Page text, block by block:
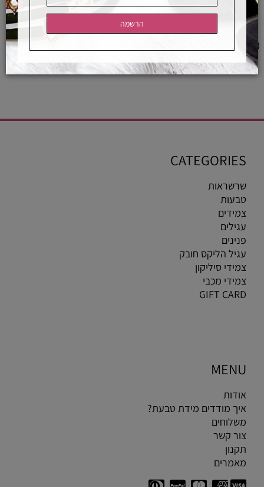
1,700
לפרטים ורכישה
עגיל חוליה , עגיל אטב משובץ ספירים
לפרטים ורכישה
CATEGORIES
שרשראות
טבעות
צמידים
עגילים
פנינים
עגיל הליקס חובק
צמידי סיליקון
צמידי מכבי
GIFT CARD
MENU
אודות
איך מודדים מידת טבעת?
משלוחים
צור קשר
תקנון
מאמרים